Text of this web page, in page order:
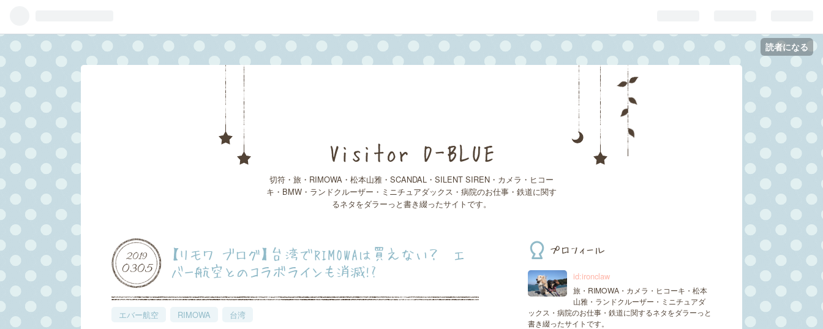
読者になる
Visitor D-BLUE
切符・旅・RIMOWA・松本山雅・SCANDAL・SILENT SIREN・カメラ・ヒコー
キ・BMW・ランドクルーザー・ミニチュアダックス・病院のお仕事・鉄道に関す
るネタをダラーっと書き綴ったサイトです。
2019
0305
【リモワ ブログ】台湾でRIMOWAは買えない？ エ
バー航空とのコラボラインも消滅!?
エバー航空 RIMOWA 台湾
プロフィール
id:ironclaw
旅・RIMOWA・カメラ・ヒコーキ・松本
山雅・ランドクルーザー・ミニチュアダ
ックス・病院のお仕事・鉄道に関するネタをダラーっと
書き綴ったサイトです。